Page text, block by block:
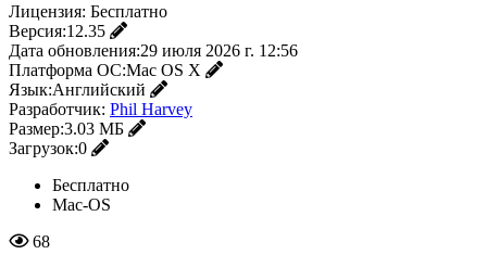
Лицензия: Бесплатно
Версия:12.35
Дата обновления:29 июля 2026 г. 12:56
Платформа ОС:Mac OS X
Язык:Английский
Разработчик: Phil Harvey
Размер:3.03 МБ
Загрузок:0
Бесплатно
Mac-OS
68